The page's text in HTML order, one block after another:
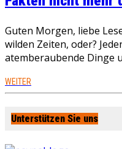
Guten Morgen, liebe
wilden Zeiten, oder?
atemberaubende Dinge
WEITER
Unterstützen Sie uns